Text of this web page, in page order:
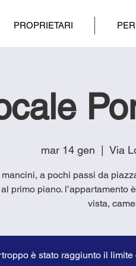
PROPRIETARI
mar 14 gen
  |
Via
a pochi passi da
primo piano. l’appartamento
vista,
è stato raggiunto il